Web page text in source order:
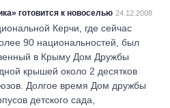
готовится к новоселью 24.12.2008
Керчи, где сейчас
90 национальностей, был
в Крыму Дом Дружбы
крышей около 2 десятков
Долгое время Дом дружбы
детского сада,